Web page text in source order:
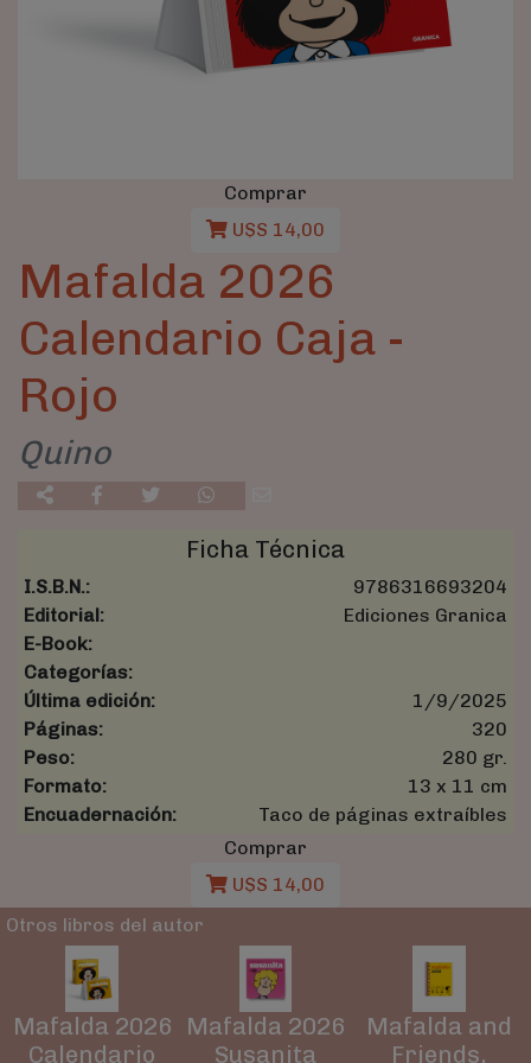
Comprar
U$S 14,00
Mafalda 2026
Calendario Caja -
Rojo
Quino
Ficha Técnica
I.S.B.N.:
9786316693204
Editorial:
Ediciones Granica
E-Book:
Categorías:
Última edición:
1/9/2025
Páginas:
320
Peso:
280 gr.
Formato:
13 x 11 cm
Encuadernación:
Taco de páginas extraíbles
Comprar
U$S 14,00
Otros libros del autor
Mafalda 2026
Calendario
Mafalda 2026
Susanita
Mafalda and
Friends,